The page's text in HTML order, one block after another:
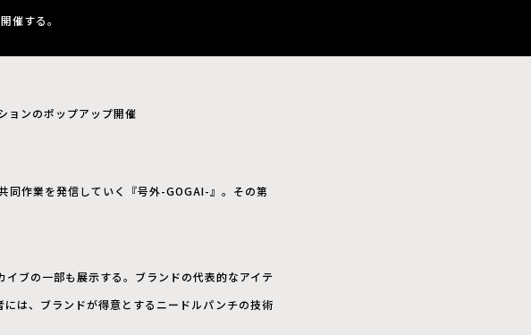
催する。
ンのポップアップ開催
作業を発信していく『号外-GOGAI-』。その第
ブの一部も展示する。ブランドの代表的なアイテ
は、ブランドが得意とするニードルパンチの技術